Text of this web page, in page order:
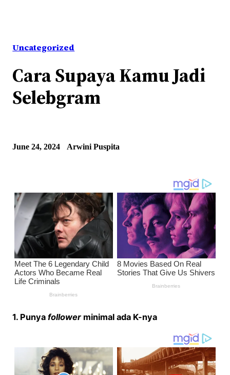
Uncategorized
Cara Supaya Kamu Jadi
Selebgram
June 24, 2024 Arwini Puspita
1. Punyafollower minimal ada K-nya